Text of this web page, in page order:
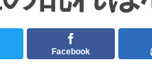
Facebook